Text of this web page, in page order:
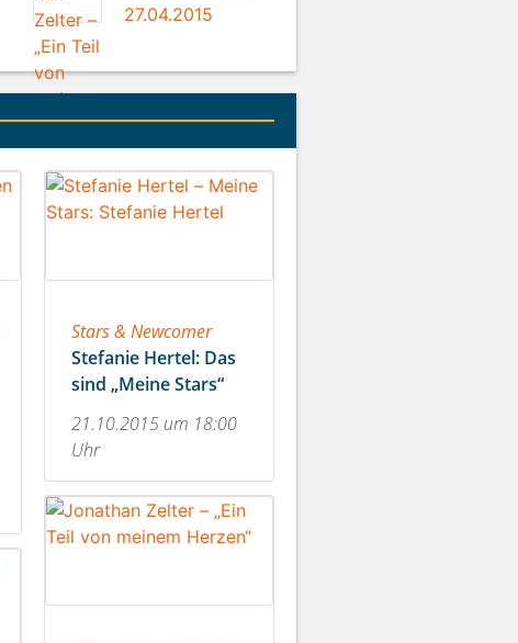
27.04.2015
Stars & Newcomer
Stefanie Hertel: Das
sind „Meine Stars“
21.10.2015 um 18:00
Uhr